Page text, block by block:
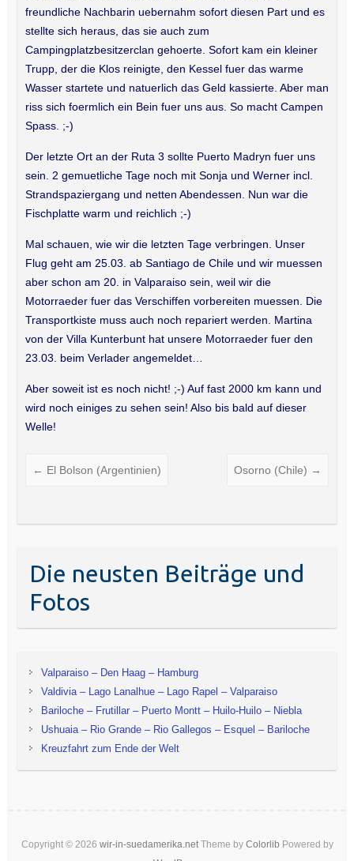
freundliche Nachbarin uebernahm sofort diesen Part und es
stellte sich heraus, das sie auch zum
Campingplatzbesitzerclan gehoerte. Sofort kam ein kleiner
Trupp, der die Klos reinigte, den Kessel fuer das warme
Wasser startete und natuerlich das Geld kassierte. Aber man
riss sich foermlich ein Bein fuer uns aus. So macht Campen
Spass. ;-)
Der letzte Ort an der Ruta 3 sollte Puerto Madryn fuer uns
sein. 2 gemuetliche Tage noch mit Sonja und Werner incl.
Strandspaziergang und netten Abendessen. Nun war die
Fischplatte warm und reichlich ;-)
Mal schauen, wie wir die letzten Tage verbringen. Unser
Flug geht am 25.03. ab Santiago de Chile und wir muessen
aber schon am 20. in Valparaiso sein, weil wir die
Motorraeder fuer das Verschiffen vorbereiten muessen. Die
Transportkiste muss auch noch repariert werden. Martina
von der Villa Kunterbunt hat unsere Motorraeder fuer den
23.03. beim Verlader angemeldet…
Aber soweit ist es noch nicht! ;-) Auf fast 2000 km kann und
wird noch einiges zu sehen sein! Also bis bald auf dieser
Welle!
← El Bolson (Argentinien) Osorno (Chile) →
Die neusten Beiträge und
Fotos
Valparaiso – Den Haag – Hamburg
Valdivia – Lago Lanalhue – Lago Rapel – Valparaiso
Bariloche – Frutillar – Puerto Montt – Huilo-Huilo – Niebla
Ushuaia – Rio Grande – Rio Gallegos – Esquel – Bariloche
Kreuzfahrt zum Ende der Welt
Copyright © 2026 wir-in-suedamerika.netTheme by Colorlib Powered by